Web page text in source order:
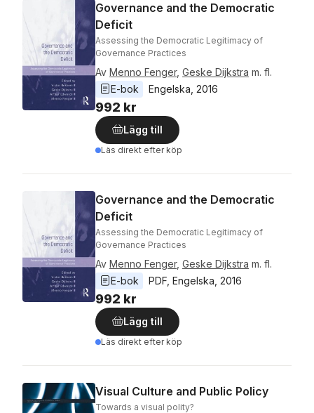
Governance and the Democratic
Deficit
Assessing the Democratic Legitimacy of
Governance Practices
Av Menno Fenger, Geske Dijkstra m. fl.
E-bok
Engelska 2016
992 kr
Lägg till
Läs direkt efter köp
Governance and the Democratic
Deficit
Assessing the Democratic Legitimacy of
Governance Practices
Av Menno Fenger, Geske Dijkstra m. fl.
E-bok
PDF Engelska 2016
992 kr
Lägg till
Läs direkt efter köp
Visual Culture and Public Policy
Towards a visual polity?